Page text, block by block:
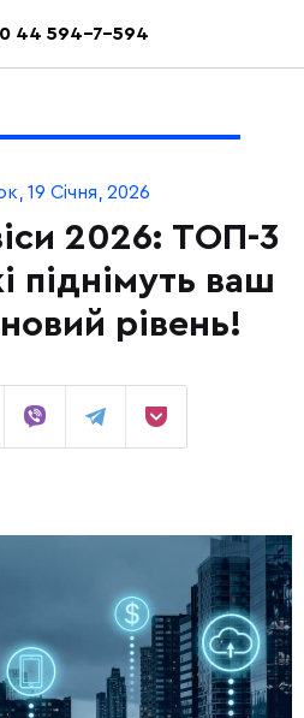
44 594-7-594
19 Січня, 2026
2026: ТОП-3
піднімуть ваш
рівень!